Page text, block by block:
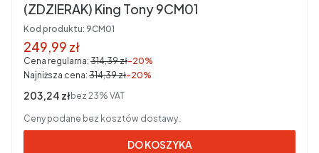
(ZDZIERAK) King Tony 9CM01
Kod produktu: 9CM01
Cena promocyjna brutto
249,99 zł
Cena regularna: 314,39 zł-20%
Najniższa cena: 314,39 zł-20%
Cena netto
203,24 złbez 23% VAT
Ceny podane bez kosztów dostawy.
DO KOSZYKA